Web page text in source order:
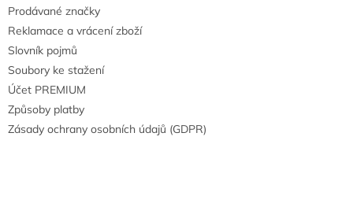
Prodávané značky
Reklamace a vrácení zboží
Slovník pojmů
Soubory ke stažení
Účet PREMIUM
Způsoby platby
Zásady ochrany osobních údajů (GDPR)